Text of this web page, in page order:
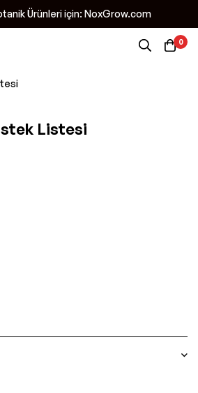
Ürünleri için: NoxGrow.com
0
Listesi